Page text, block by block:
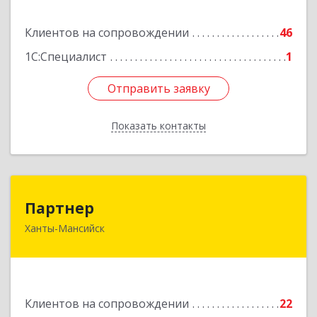
Клиентов на сопровождении
46
1С:Специалист
1
Отправить заявку
Показать контакты
Подробнее
Отправить заявку
Назад
Партнер
Ханты-Мансийск
Клиентов на сопровождении 22
628012, Ханты-Мансийский Автономный округ
Подробнее